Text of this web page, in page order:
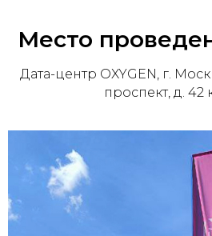
Место
Дата-центр OXYGEN, г.
проспект, д. 42